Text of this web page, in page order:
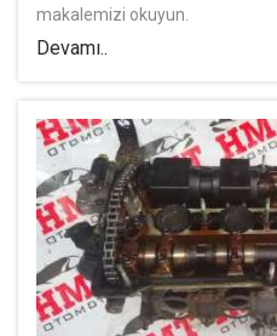
makalemizi okuyun.
Devamı..